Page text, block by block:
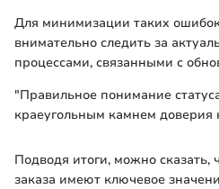
Для минимизации таких
внимательно следить за
процессами, связанными с
"Правильное понимание
краеугольным камнем доверия
Подводя итоги, можно сказать,
заказа имеют ключевое